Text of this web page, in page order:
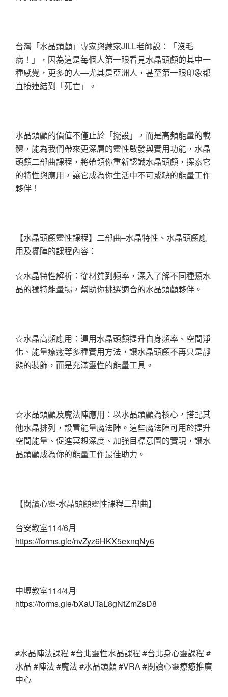
台灣「水晶頭顱」專家與藏家JILL老師說：「沒毛
病！」，因為這是每個人第一眼看見水晶頭顱的其中一
種感覺，更多的人—尤其是亞洲人，甚至第一眼印象都
直接連結到「死亡」。
水晶頭顱的價值不僅止於「擺設」，而是高頻能量的載
體，能為我們帶來更深層的靈性啟發與實用功能，水晶
頭顱二部曲課程，將帶領你重新認識水晶頭顱，探索它
的特性與應用，讓它成為你生活中不可或缺的能量工作
夥伴！
【水晶頭顱靈性課程】二部曲–水晶特性、水晶頭顱應
用及擺陣的課程內容：
☆水晶特性解析：從材質到頻率，深入了解不同種類水
晶的獨特能量場，幫助你挑選適合的水晶頭顱夥伴。
☆水晶高頻應用：運用水晶頭顱提升自身頻率、空間淨
化、能量療癒等多種實用方法，讓水晶頭顱不再只是靜
態的裝飾，而是充滿靈性的能量工具。
☆水晶頭顱及魔法陣應用：以水晶頭顱為核心，搭配其
他水晶排列，設置能量魔法陣。這些魔法陣可用於提升
空間能量、促進冥想深度、加強目標意圖的實現，讓水
晶頭顱成為你的能量工作最佳助力。
【閱讀心靈-水晶頭顱靈性課程二部曲】
台安教室114/6月
https://forms.gle/nvZyz6HKX5exnqNy6
中壢教室114/4月
https://forms.gle/bXaUTaL8gNtZmZsD8
#水晶陣法課程 #台北靈性水晶課程 #台北身心靈課程 #
水晶 #陣法 #魔法 #水晶頭顱 #VRA #閱讀心靈療癒推廣
中心